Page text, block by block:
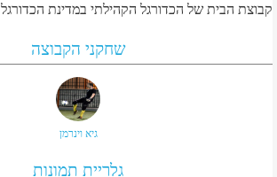
קבוצת הבית של הכדורגל הקהילתי במדינת הכדורגל
שחקני הקבוצה
גיא וינרמן
גלריית תמונות